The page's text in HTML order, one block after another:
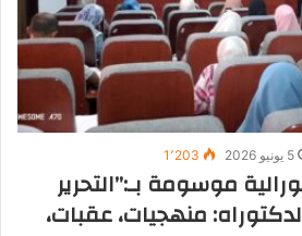
5 يونيو 2026 1٬203
موسومة بـ:”التحرير
منهجيات، عقبات،